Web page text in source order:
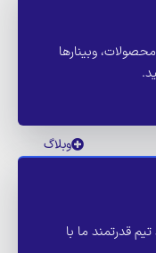
وبینارها
وبلاگ
قدرتمند ما با